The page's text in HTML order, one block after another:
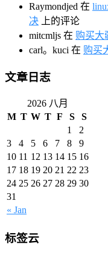
Raymondjed 在
决 上的评论
mitcmljs 在 购买大
carl。kuci 在 购买
文章日志
2026 八月
M T W T F S S
« Jan
1
2
3
4 5 6 7 8
9
10 11 12 13 14 15 16
17 18 19 20 21 22 23
24 25 26 27 28 29 30
31
标签云